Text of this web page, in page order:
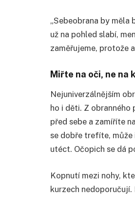
„Sebeobrana by
už na pohled slabí,
zaměřujeme, protože
Miřte na oči, ne na
Nejuniverzálnějším
ho i děti. Z
před sebe a zamíříte
se dobře trefíte, může
utéct. Očopich se dá
Kopnutí mezi nohy,
kurzech